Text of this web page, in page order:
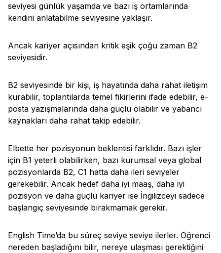
seviyesi günlük yaşamda ve bazı iş ortamlarında
kendini anlatabilme seviyesine yaklaşır.
Ancak kariyer açısından kritik eşik çoğu zaman B2
seviyesidir.
B2 seviyesinde bir kişi, iş hayatında daha rahat iletişim
kurabilir, toplantılarda temel fikirlerini ifade edebilir, e-
posta yazışmalarında daha güçlü olabilir ve yabancı
kaynakları daha rahat takip edebilir.
Elbette her pozisyonun beklentisi farklıdır. Bazı işler
için B1 yeterli olabilirken, bazı kurumsal veya global
pozisyonlarda B2, C1 hatta daha ileri seviyeler
gerekebilir. Ancak hedef daha iyi maaş, daha iyi
pozisyon ve daha güçlü kariyer ise İngilizceyi sadece
başlangıç seviyesinde bırakmamak gerekir.
English Time’da bu süreç seviye seviye ilerler. Öğrenci
nereden başladığını bilir, nereye ulaşması gerektiğini